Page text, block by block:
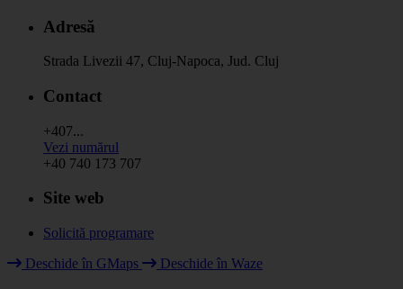
Adresă
Strada Livezii 47, Cluj-Napoca, Jud. Cluj
Contact
+407...
Vezi numărul
+40 740 173 707
Site web
Solicită programare
Deschide în GMaps
Deschide în Waze